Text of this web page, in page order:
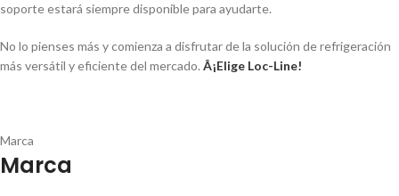
soporte estará siempre disponible para ayudarte.
No lo pienses más y comienza a disfrutar de la solución de refrigeración
más versátil y eficiente del mercado. Â¡Elige Loc-Line!
Marca
Marca